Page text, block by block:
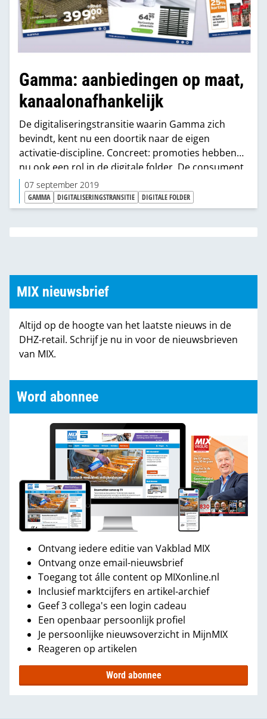
Gamma: aanbiedingen op maat,
kanaalonafhankelijk
De digitaliseringstransitie waarin Gamma zich
bevindt, kent nu een doortik naar de eigen
activatie-discipline. Concreet: promoties hebben
nu ook een rol in de digitale folder. De consument
wil immers zelf zijn kanaal kiezen en content op
maat krijgen waar en wanneer hij dat zelf wil. “Zo
ver zijn we nog niet, maar daar willen we wel naar
toe”, reageert activatiemanager Ibe Hundling van
Gamma.
07 september 2019
GAMMA DIGITALISERINGSTRANSITIE DIGITALE FOLDER
MIX nieuwsbrief
Altijd op de hoogte van het laatste nieuws in de
DHZ-retail. Schrijf je nu in voor de nieuwsbrieven
van MIX.
Word abonnee
Ontvang iedere editie van Vakblad MIX
Ontvang onze email-nieuwsbrief
Toegang tot álle content op MIXonline.nl
Inclusief marktcijfers en artikel-archief
Geef 3 collega's een login cadeau
Een openbaar persoonlijk profiel
Je persoonlijke nieuwsoverzicht in MijnMIX
Reageren op artikelen
Word abonnee